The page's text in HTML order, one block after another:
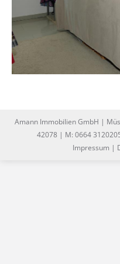
Amann Immobilien GmbH |
42078 | M: 0664
Impressum |